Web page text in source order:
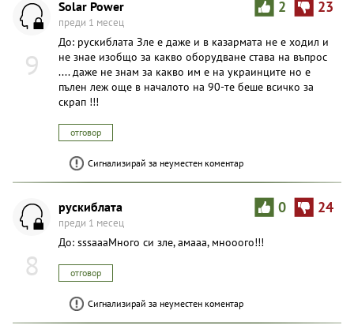
9
2 23
Solar Power
преди 1 месец
До: рускиблата Зле е даже и в казармата не е ходил и
не знае изобщо за какво оборудване става на въпрос
.... даже не знам за какво им е на украинците но е
пълен леж още в началото на 90-те беше всичко за
скрап !!!
отговор
Сигнализирай за неуместен коментар
8
0 24
рускиблата
преди 1 месец
До: sssaaaМного си зле, амааа, мнооого!!!
отговор
Сигнализирай за неуместен коментар